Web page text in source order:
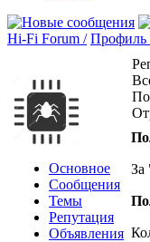
Hi-Fi Forum / Профиль
Основное
Сообщения
Темы
Репутация
Объявления
За